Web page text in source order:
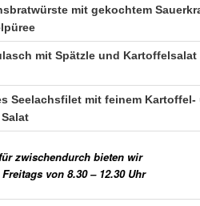
mit gekochtem
mit Spätzle und Kartoffelsalat
Seelachsfilet mit feinem Kartoffel-
zwischendurch bieten wir
von 8.30 – 12.30 Uhr